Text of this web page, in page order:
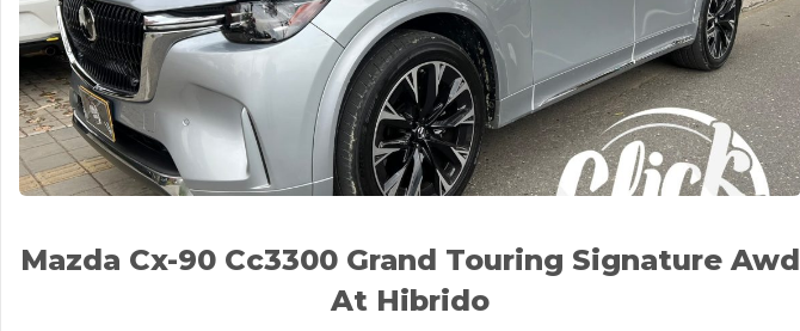
Mazda Cx-90 Cc3300 Grand Touring Signature Awd
At Hibrido